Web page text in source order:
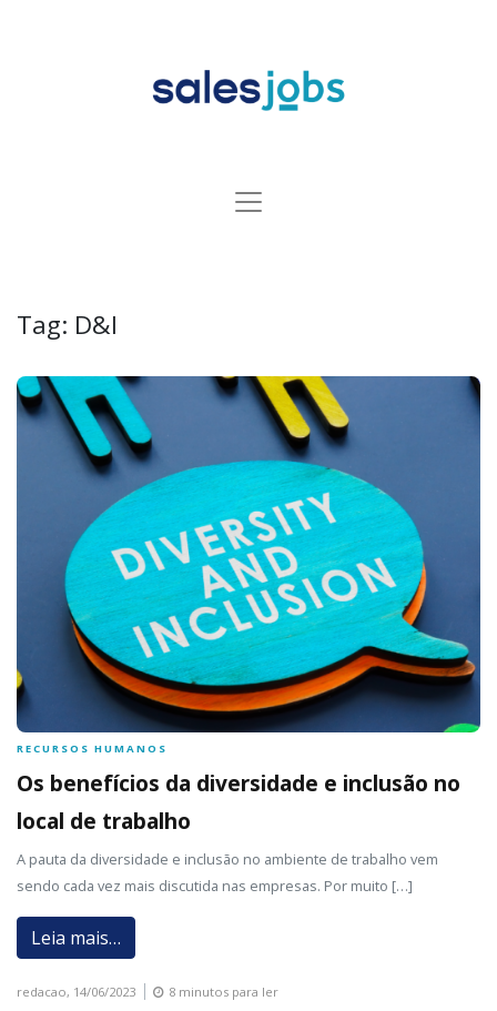
Tag: D&I
RECURSOS HUMANOS
Os benefícios da diversidade e inclusão no
local de trabalho
A pauta da diversidade e inclusão no ambiente de trabalho vem
sendo cada vez mais discutida nas empresas. Por muito […]
Leia mais…
redacao, 14/06/2023 8 minutos para ler